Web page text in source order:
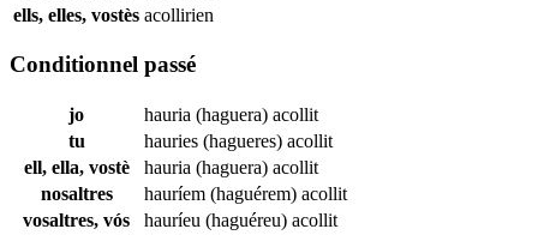
ells, elles, vostès acollirien
Conditionnel passé
jo hauria (haguera) acollit
tu
hauries (hagueres) acollit
ell, ella, vostè
hauria (haguera) acollit
nosaltres
hauríem (haguérem) acollit
vosaltres, vós
hauríeu (haguéreu) acollit